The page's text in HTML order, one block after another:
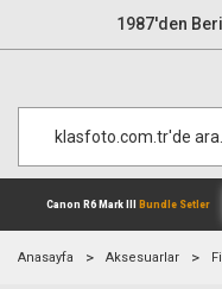
1987'den
Anasayfa Aksesuarlar